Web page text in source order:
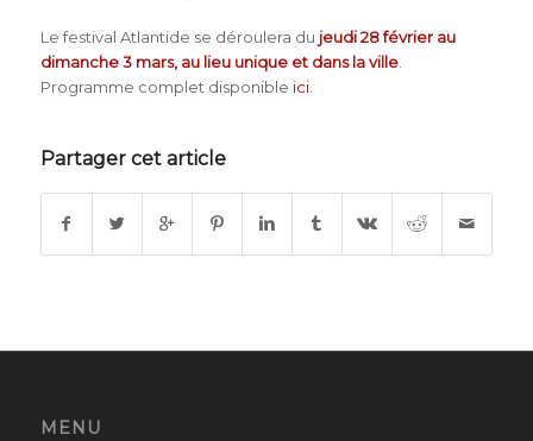
Le festival Atlantide se déroulera du jeudi 28 février au
dimanche 3 mars, au lieu unique et dans la ville.
Programme complet disponible ici.
Partager cet article
MENU